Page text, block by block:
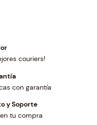
couriers!
con garantía
y Soporte
tu compra